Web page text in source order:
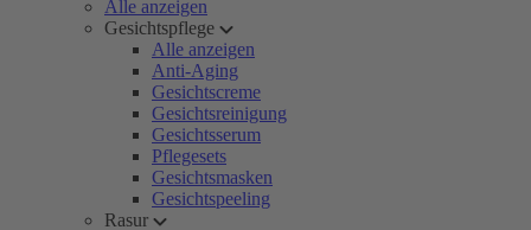
Alle anzeigen
Gesichtspflege
Alle anzeigen
Anti-Aging
Gesichtscreme
Gesichtsreinigung
Gesichtsserum
Pflegesets
Gesichtsmasken
Gesichtspeeling
Rasur